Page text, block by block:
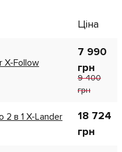
Ціна
X-Follow
7 990
грн
9 400
грн
2 в 1 X-Lander
18 724
грн